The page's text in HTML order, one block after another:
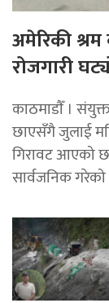
अमेरिकी
रोजगारी
काठमाडाैँ ।
छाएसँगै जुलाई
गिरावट आएको छ
सार्वजनिक गरेको